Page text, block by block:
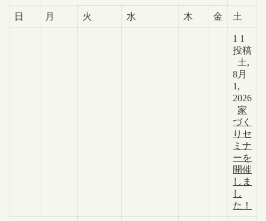
日 月 火 水 木 金 土
1 1
投稿
土,
8月
1,
2026
家
づく
りセ
ミナ
ーを
開催
しま
し
た！